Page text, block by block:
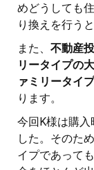
めどうしても
り換えを行う
また、 不動産
リータイプの
ァミリータイ
ります。
今回K様は購入
した。そのた
イプであって